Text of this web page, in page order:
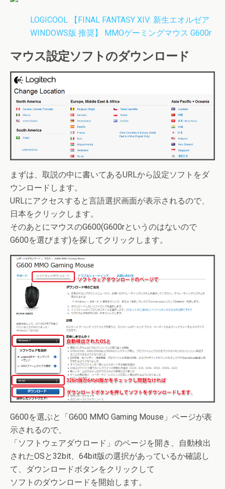
LOGICOOL 【FINAL FANTASY XIV: 新生エオルゼア
WINDOWS版 推奨】 MMOゲーミングマウス G600r
マウス設定ソフトのダウンロード
まずは、取説の中に書いてあるURLから設定ソフトをダ
ウンロードします。
URLにアクセスすると言語選択画面が表示されるので、
日本をクリックします。
そのあとにマウスのG600(G600rというのはないので
G600を選びます)を探してクリックします。
G600を選ぶと「G600 MMO Gaming Mouse」ページが表
示されるので、
「ソフトウェアダウロード」のページを開き、自動検出
されたOSと32bit、64bit版の選択があっているか確認し
て、ダウンロードボタンをクリックして
ソフトのダウンロードを開始します。